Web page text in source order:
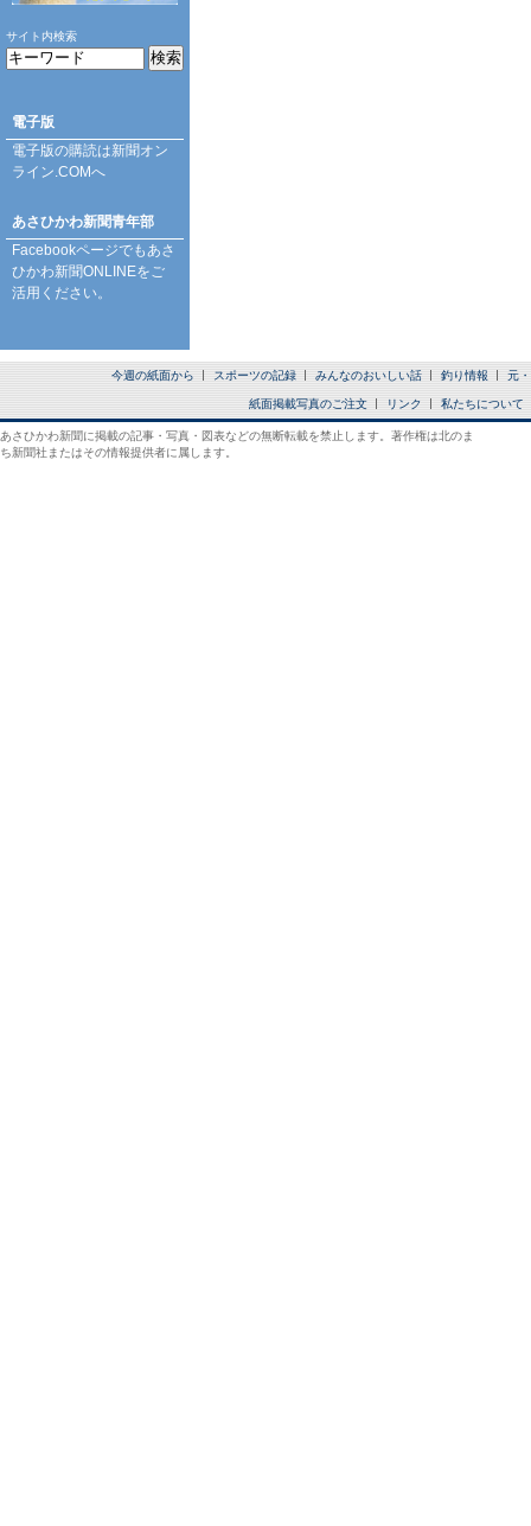
サイト内検索
電子版
電子版の購読は新聞オン
ライン.COMへ
あさひかわ新聞青年部
Facebookページでもあさ
ひかわ新聞ONLINEをご
活用ください。
今週の紙面から スポーツの記録 みんなのおいしい話 釣り情報 元
紙面掲載写真のご注文 リンク 私たちについて
あさひかわ新聞に掲載の記事・写真・図表などの無断転載を禁止します。著作権は北のま
ち新聞社またはその情報提供者に属します。